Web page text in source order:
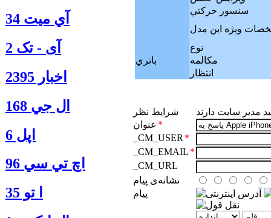
آي ميت 34
آی - تک 2
اخبار 2395
ال جي 168
اپل 6
اچ تي سي 96
ا‍ تو 35
سنسور حركتي
ويژه اين مدل
باتري
نوع
مکالمه
انتظار
شرایط نظر
مدیر سایت دارند
عنوان *
_CM_USER *
_CM_EMAIL *
_CM_URL
نشانه‌ی پيام
پیام